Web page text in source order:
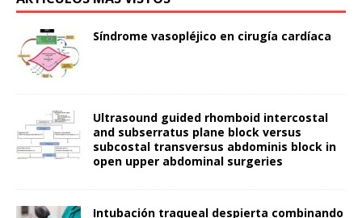
Síndrome vasopléjico en cirugía cardíaca
Ultrasound guided rhomboid intercostal
and subserratus plane block versus
subcostal transversus abdominis block in
open upper abdominal surgeries
Intubación traqueal despierta combinando